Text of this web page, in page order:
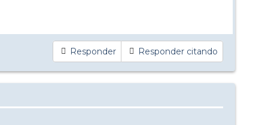
Responder Responder citando